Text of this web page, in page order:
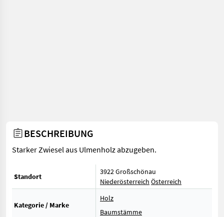
BESCHREIBUNG
Starker Zwiesel aus Ulmenholz abzugeben.
Standort
3922 Großschönau
Niederösterreich Österreich
Kategorie / Marke
Holz
Baumstämme